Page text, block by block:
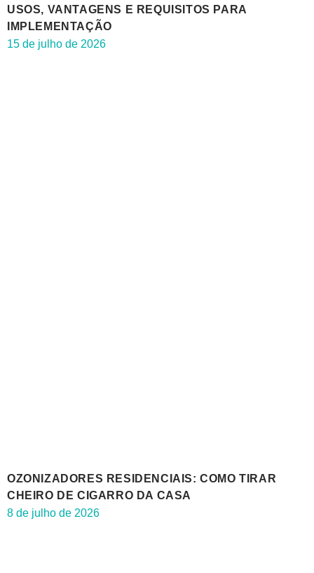
USOS, VANTAGENS E REQUISITOS PARA
IMPLEMENTAÇÃO
15 de julho de 2026
OZONIZADORES RESIDENCIAIS: COMO TIRAR
CHEIRO DE CIGARRO DA CASA
8 de julho de 2026